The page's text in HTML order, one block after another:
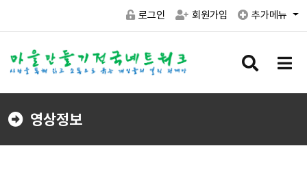
로그인 회원가입 추가메뉴
검
버
메
버
영상정보